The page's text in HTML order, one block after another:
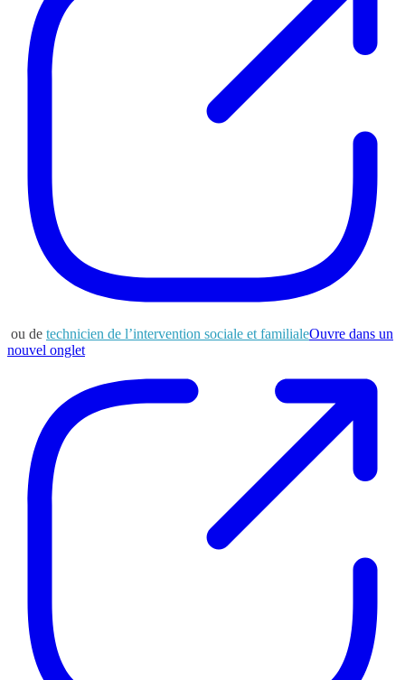
ou de technicien de l’intervention sociale et familialeOuvre dans un
nouvel onglet